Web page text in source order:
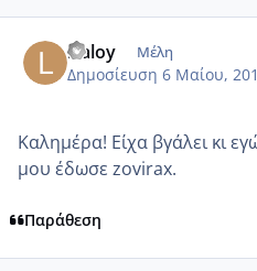
lilaloy Μέλη
Δημοσίευση 6 Μαίου,
Καλημέρα! Είχα βγάλει κι
μου έδωσε zovirax.
Παράθεση